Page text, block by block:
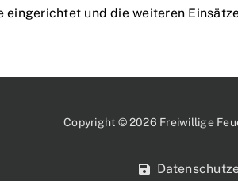
eingerichtet und die weiteren
Copyright © 2026 Freiwillige